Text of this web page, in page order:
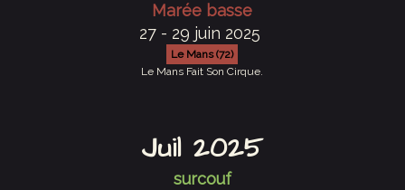
Marée basse
27 - 29 juin 2025
Le Mans (72)
Le Mans Fait Son Cirque.
Juil 2025
surcouf